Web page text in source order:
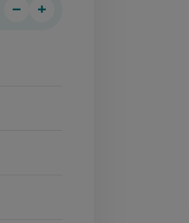
Persoon
−
Persoon
+